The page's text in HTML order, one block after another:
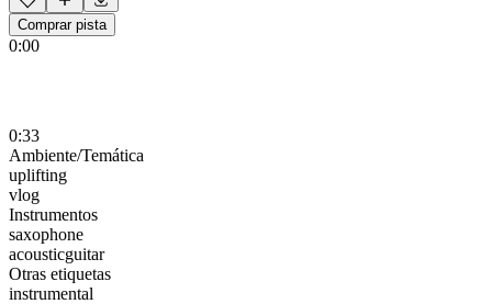
Comprar pista
0:00
0:33
Ambiente/Temática
uplifting
vlog
Instrumentos
saxophone
acousticguitar
Otras etiquetas
instrumental